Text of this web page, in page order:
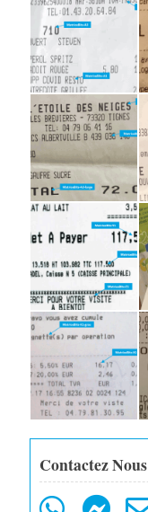
Contactez Nous